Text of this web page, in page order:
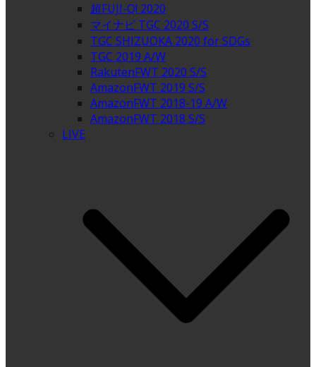
超FUJI-Q! 2020
マイナビ TGC 2020 S/S
TGC SHIZUOKA 2020 for SDGs
TGC 2019 A/W
RakutenFWT 2020 S/S
AmazonFWT 2019 S/S
AmazonFWT 2018-19 A/W
AmazonFWT 2018 S/S
LIVE